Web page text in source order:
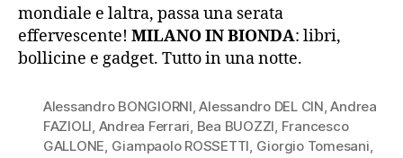
mondiale e laltra, passa una serata
effervescente! MILANO IN BIONDA: libri,
bollicine e gadget. Tutto in una notte.
Alessandro BONGIORNI,Alessandro DEL CIN,Andrea
FAZIOLI, Andrea Ferrari, Bea BUOZZI, Francesco
GALLONE, Giampaolo ROSSETTI, Giorgio Tomesani,